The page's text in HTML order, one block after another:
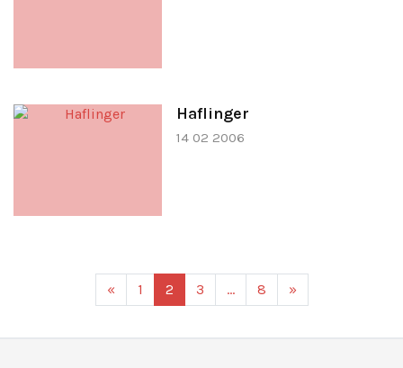
Haflinger
14 02 2006
« 1 2 3 … 8 »